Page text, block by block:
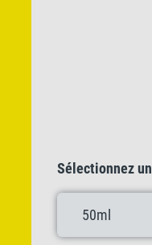
Sélectionnez
50ml